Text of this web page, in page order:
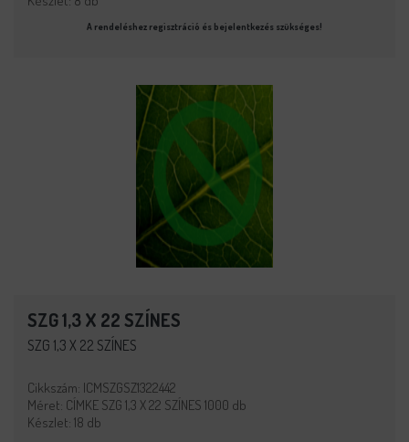
A rendeléshez regisztráció és bejelentkezés szükséges!
SZG 1,3 X 22 SZÍNES
SZG 1,3 X 22 SZÍNES
Cikkszám: ICMSZGSZ1322442
Méret: CÍMKE SZG 1,3 X 22 SZÍNES 1000 db
Készlet: 18 db